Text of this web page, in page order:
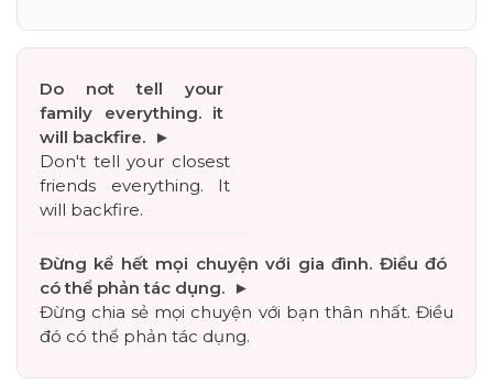
Don't tell your closest
friends everything. It
will backfire.
Đừng chia sẻ mọi chuyện với bạn thân nhất. Điều
đó có thể phản tác dụng.